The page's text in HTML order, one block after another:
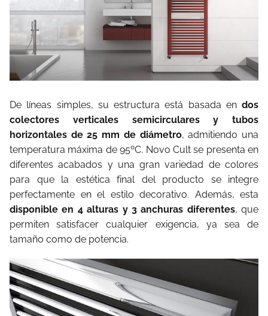
De líneas simples, su estructura está basada en dos
colectores verticales semicirculares y tubos
horizontales de 25 mm de diámetro, admitiendo una
temperatura máxima de 95ºC. Novo Cult se presenta en
diferentes acabados y una gran variedad de colores
para que la estética final del producto se integre
perfectamente en el estilo decorativo. Además, esta
disponible en 4 alturas y 3 anchuras diferentes, que
permiten satisfacer cualquier exigencia, ya sea de
tamaño como de potencia.